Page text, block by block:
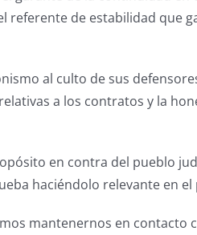
referente de estabilidad que
al culto de sus
a los contratos y la
en contra del pueblo
haciéndolo relevante en el
mantenernos en contacto